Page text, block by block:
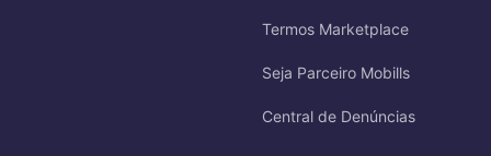
Termos Marketplace
Seja Parceiro Mobills
Central de Denúncias